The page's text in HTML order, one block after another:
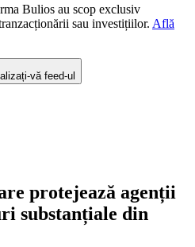
Bulios au scop exclusiv
sau investițiilor. Află
vă feed-ul
protejează agenții
substanțiale din